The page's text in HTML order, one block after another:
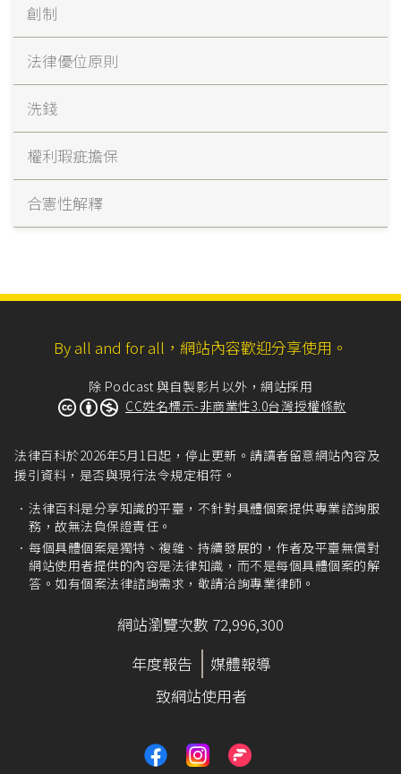
創制
法律優位原則
洗錢
權利瑕疵擔保
合憲性解釋
By all and for all，網站內容歡迎分享使用。
除 Podcast 與自製影片以外，網站採用
CC姓名標示-非商業性3.0台灣授權條款
法律百科於2026年5月1日起，停止更新。請讀者留意網站內容及
援引資料，是否與現行法令規定相符。
法律百科是分享知識的平臺，不針對具體個案提供專業諮詢服
務，故無法負保證責任。
每個具體個案是獨特、複雜、持續發展的，作者及平臺無償對
網站使用者提供的內容是法律知識，而不是每個具體個案的解
答。如有個案法律諮詢需求，敬請洽詢專業律師。
網站瀏覽次數 72,996,300
年度報告
媒體報導
致網站使用者